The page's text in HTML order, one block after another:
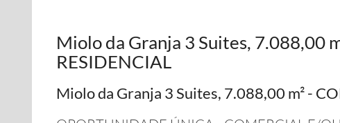
Miolo da Granja 3 Suites, 7.088,00
RESIDENCIAL
Miolo da Granja 3 Suites, 7.088,00 m² -